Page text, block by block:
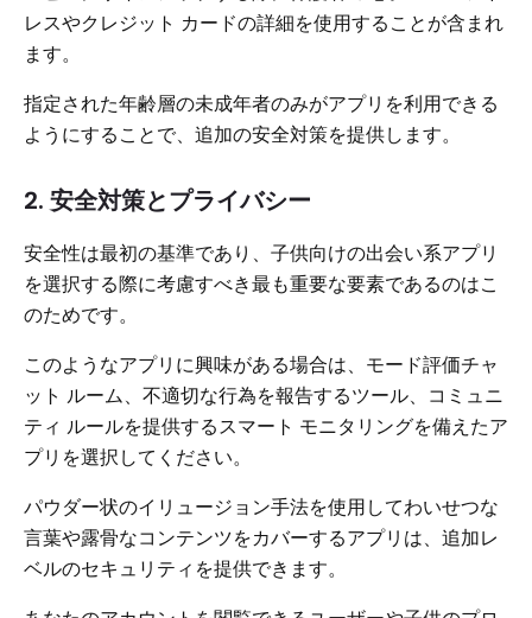
レスやクレジット カードの詳細を使用することが含まれ
ます。
指定された年齢層の未成年者のみがアプリを利用できる
ようにすることで、追加の安全対策を提供します。
2. 安全対策とプライバシー
安全性は最初の基準であり、子供向けの出会い系アプリ
を選択する際に考慮すべき最も重要な要素であるのはこ
のためです。
このようなアプリに興味がある場合は、モード評価チャ
ット ルーム、不適切な行為を報告するツール、コミュニ
ティ ルールを提供するスマート モニタリングを備えたア
プリを選択してください。
パウダー状のイリュージョン手法を使用してわいせつな
言葉や露骨なコンテンツをカバーするアプリは、追加レ
ベルのセキュリティを提供できます。